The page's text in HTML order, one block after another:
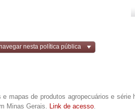
nesta política pública
e mapas de produtos agropecuários e
Minas Gerais. Link de acesso.